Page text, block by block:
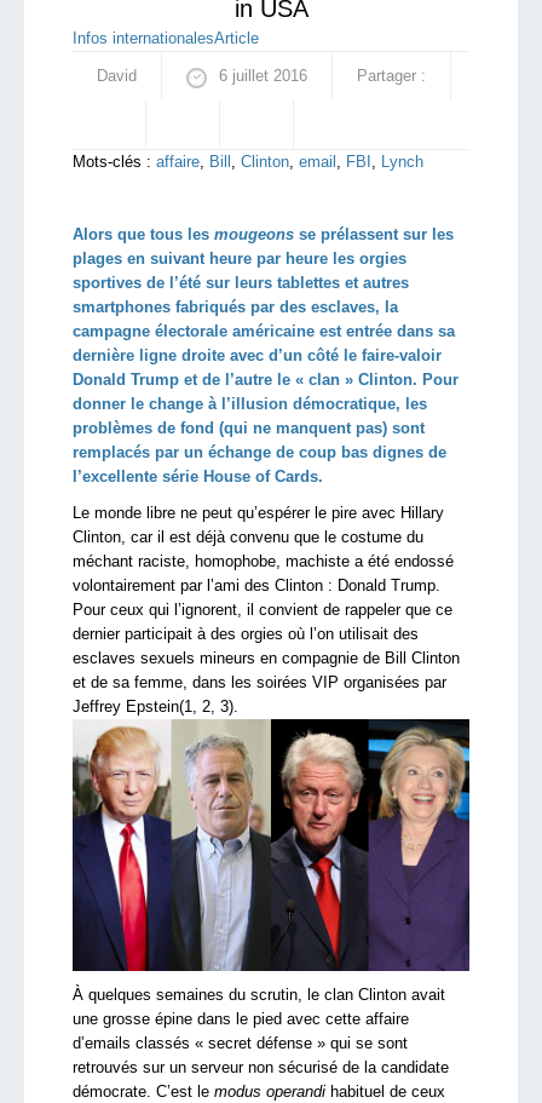
in USA
Infos internationalesArticle
David 6 juillet 2016 Partager :
Mots-clés : affaire, Bill , Clinton, email , FBI , Lynch
Alors que tous les mougeons se prélassent sur les
plages en suivant heure par heure les orgies
sportives de l’été sur leurs tablettes et autres
smartphones fabriqués par des esclaves, la
campagne électorale américaine est entrée dans sa
dernière ligne droite avec d’un côté le faire-valoir
Donald Trump et de l’autre le « clan » Clinton. Pour
donner le change à l’illusion démocratique, les
problèmes de fond (qui ne manquent pas) sont
remplacés par un échange de coup bas dignes de
l’excellente série House of Cards.
Le monde libre ne peut qu’espérer le pire avec Hillary
Clinton, car il est déjà convenu que le costume du
méchant raciste, homophobe, machiste a été endossé
volontairement par l’ami des Clinton : Donald Trump.
Pour ceux qui l’ignorent, il convient de rappeler que ce
dernier participait à des orgies où l’on utilisait des
esclaves sexuels mineurs en compagnie de Bill Clinton
et de sa femme, dans les soirées VIP organisées par
Jeffrey Epstein(1, 2, 3).
À quelques semaines du scrutin, le clan Clinton avait
une grosse épine dans le pied avec cette affaire
d’emails classés « secret défense » qui se sont
retrouvés sur un serveur non sécurisé de la candidate
démocrate. C’est le modus operandi habituel de ceux